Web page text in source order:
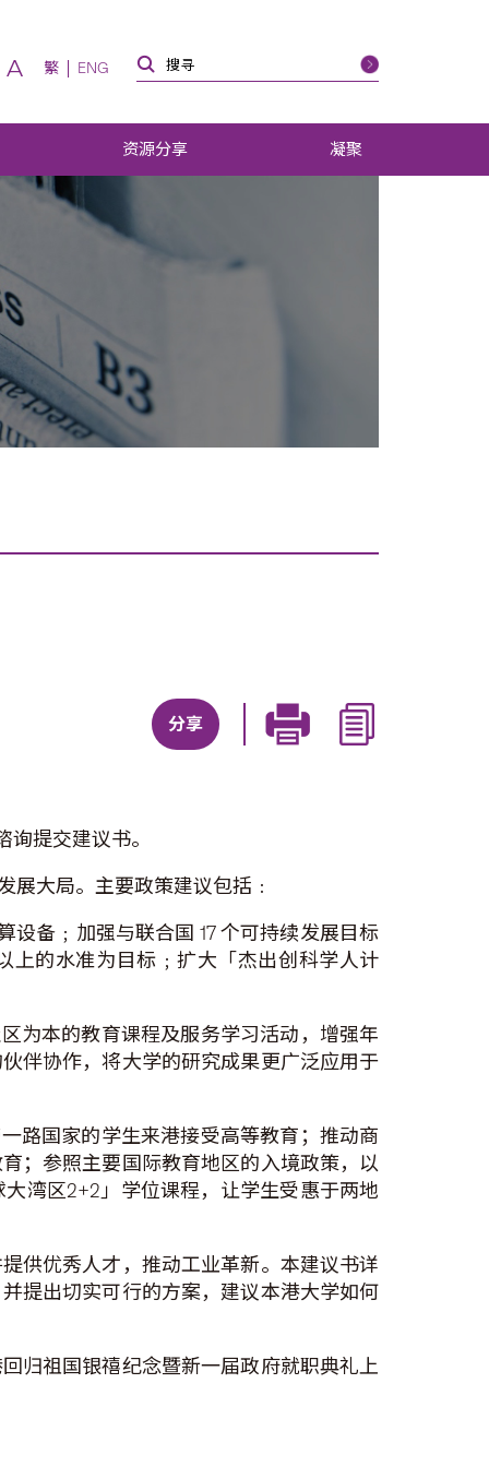
A 繁 ENG
资源分享 凝聚
分享
提交建议书。
大局。主要政策建议包括﹕
备﹔加强与联合国 17 个可持续发展目标
上的水准为目标﹔扩大「杰出创科学人计
为本的教育课程及服务学习活动，增强年
伴协作，将大学的研究成果更广泛应用于
路国家的学生来港接受高等教育；推动商
；参照主要国际教育地区的入境政策，以
湾区2+2」学位课程，让学生受惠于两地
供优秀人才，推动工业革新。本建议书详
提出切实可行的方案，建议本港大学如何
归祖国银禧纪念暨新一届政府就职典礼上